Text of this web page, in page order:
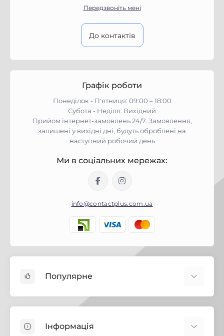
Передзвоніть мені
До контактів
Графік роботи
Понеділок - П'ятниця: 09:00 – 18:00
Субота - Неділя: Вихідний
Прийом інтернет-замовлень 24/7. Замовлення,
залишені у вихідні дні, будуть оброблені на
наступний робочий день
Ми в соціальних мережах:
info@contactplus.com.ua
Популярне
Біозахист
Інформація